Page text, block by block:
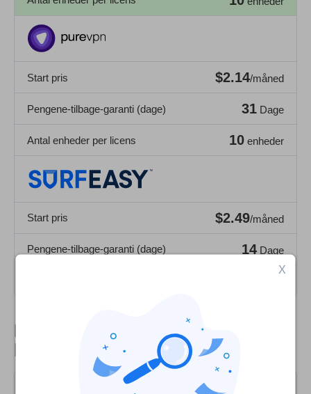
Start pris $2.14/måned
Pengene-tilbage-garanti (dage) 31 Dage
Antal enheder per licens 10 enheder
Start pris $2.49/måned
Pengene-tilbage-garanti (dage) 14 Dage
Bedste VPN sorteret efter
kategori
Bedste VPN til Danmark
X